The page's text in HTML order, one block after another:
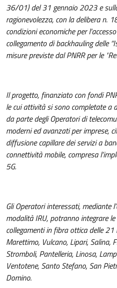
36/01) del 31 gennaio 2023 e
ragionevolezza, con la delibera n.
condizioni economiche per
collegamento di backhauling delle
misure previste dal PNRR per le
Il progetto, finanziato con fondi
le cui attività si sono completate a
da parte degli Operatori di
moderni ed avanzati per imprese,
diffusione capillare dei servizi a
connettività mobile, compresa
5G.
Gli Operatori interessati, mediante
modalità IRU, potranno integrare
collegamenti in fibra ottica delle 21
Marettimo, Vulcano, Lipari, Salina,
Stromboli, Pantelleria, Linosa,
Ventotene, Santo Stefano, San
Domino.